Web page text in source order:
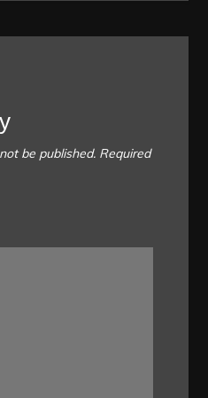
be published. Required